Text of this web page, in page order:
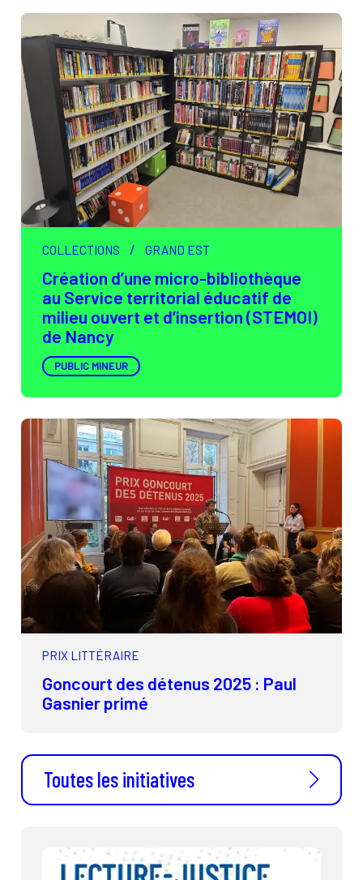
COLLECTIONS / GRAND EST
Création d’une micro-bibliothèque
au Service territorial éducatif de
milieu ouvert et d’insertion (STEMOI)
de Nancy
PUBLIC MINEUR
PRIX LITTÉRAIRE
Goncourt des détenus 2025 : Paul
Gasnier primé
Toutes les initiatives